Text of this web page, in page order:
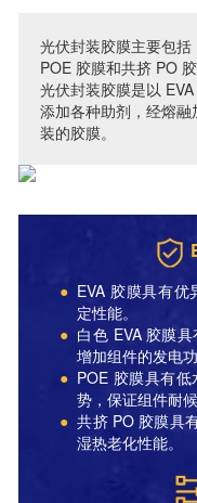
光伏封装胶膜主要包括
POE 胶膜和共挤 PO 胶
光伏封装胶膜是以
添加各种助剂，经熔
装的胶膜。
● EVA 胶膜具有
定性能。
● 白色 EVA 胶膜
增加组件的发电功
● POE 胶膜具有
势，保证组件耐候
● 共挤 PO 胶膜具
湿热老化性能。